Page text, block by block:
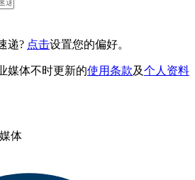
递? 点击设置您的偏好。
媒体不时更新的使用条款及个人资料
体